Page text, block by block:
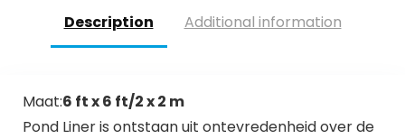
schuim bloem
Description Additional information
Maat:6 ft x 6 ft/2 x 2 m
Pond Liner is ontstaan uit ontevredenheid over de